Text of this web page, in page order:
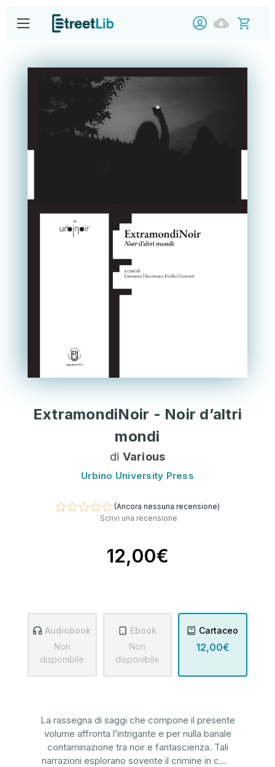
ExtramondiNoir - Noir d’altri
mondi
di Various
Urbino University Press
(Ancora nessuna recensione)
Scrivi una recensione
12,00€
Audiobook
Non
disponibile
Ebook
Non
disponibile
Cartaceo
12,00€
La rassegna di saggi che compone il presente
volume affronta l’intrigante e per nulla banale
contaminazione tra noir e fantascienza. Tali
narrazioni esplorano sovente il crimine in c...